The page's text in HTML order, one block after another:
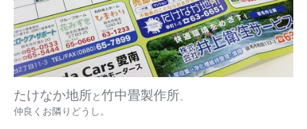
たけなか地所と竹中畳製作所
仲良くお隣りどうし。